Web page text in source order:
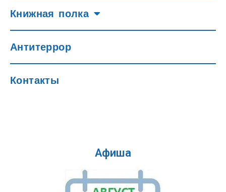
Книжная полка
Антитеррор
Контакты
Афиша